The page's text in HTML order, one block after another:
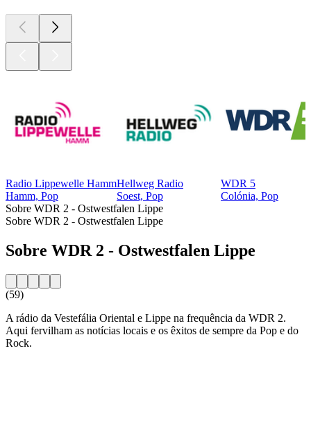
Radio Lippewelle Hamm
Hamm, Pop
Hellweg Radio
Soest, Pop
WDR 5
Colónia, Pop
Sobre WDR 2 - Ostwestfalen Lippe
Sobre WDR 2 - Ostwestfalen Lippe
Sobre WDR 2 - Ostwestfalen Lippe
(59)
A rádio da Vestefália Oriental e Lippe na frequência da WDR 2.
Aqui fervilham as notícias locais e os êxitos de sempre da Pop e do
Rock.